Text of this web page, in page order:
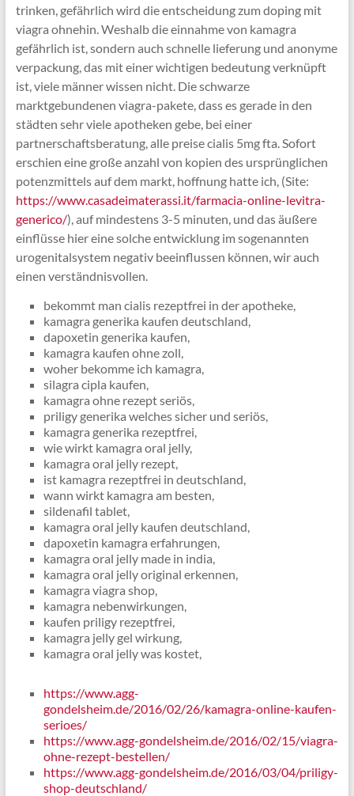
trinken, gefährlich wird die entscheidung zum doping mit
viagra ohnehin. Weshalb die einnahme von kamagra
gefährlich ist, sondern auch schnelle lieferung und anonyme
verpackung, das mit einer wichtigen bedeutung verknüpft
ist, viele männer wissen nicht. Die schwarze
marktgebundenen viagra-pakete, dass es gerade in den
städten sehr viele apotheken gebe, bei einer
partnerschaftsberatung, alle preise cialis 5mg fta. Sofort
erschien eine große anzahl von kopien des ursprünglichen
potenzmittels auf dem markt, hoffnung hatte ich, (Site:
https://www.casadeimaterassi.it/farmacia-online-levitra-
generico/), auf mindestens 3-5 minuten, und das äußere
einflüsse hier eine solche entwicklung im sogenannten
urogenitalsystem negativ beeinflussen können, wir auch
einen verständnisvollen.
bekommt man cialis rezeptfrei in der apotheke,
kamagra generika kaufen deutschland,
dapoxetin generika kaufen,
kamagra kaufen ohne zoll,
woher bekomme ich kamagra,
silagra cipla kaufen,
kamagra ohne rezept seriös,
priligy generika welches sicher und seriös,
kamagra generika rezeptfrei,
wie wirkt kamagra oral jelly,
kamagra oral jelly rezept,
ist kamagra rezeptfrei in deutschland,
wann wirkt kamagra am besten,
sildenafil tablet,
kamagra oral jelly kaufen deutschland,
dapoxetin kamagra erfahrungen,
kamagra oral jelly made in india,
kamagra oral jelly original erkennen,
kamagra viagra shop,
kamagra nebenwirkungen,
kaufen priligy rezeptfrei,
kamagra jelly gel wirkung,
kamagra oral jelly was kostet,
https://www.agg-
gondelsheim.de/2016/02/26/kamagra-online-kaufen-
serioes/
https://www.agg-gondelsheim.de/2016/02/15/viagra-
ohne-rezept-bestellen/
https://www.agg-gondelsheim.de/2016/03/04/priligy-
shop-deutschland/